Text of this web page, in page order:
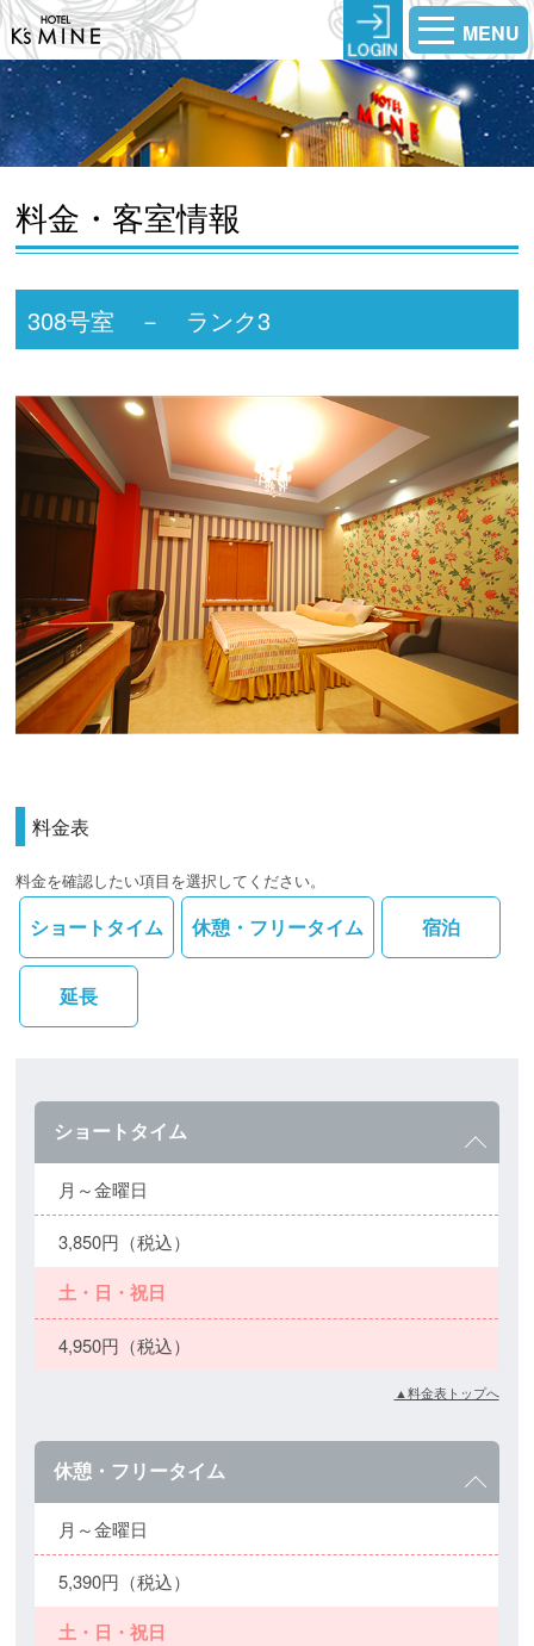
MENU
料金・客室情報
308号室 － ランク3
料金表
料金を確認したい項目を選択してください。
ショートタイム 休憩・フリータイム 宿泊
延長
ショートタイム
月～金曜日
3,850円（税込）
土・日・祝日
4,950円（税込）
▲料金表トップへ
休憩・フリータイム
月～金曜日
5,390円（税込）
土・日・祝日